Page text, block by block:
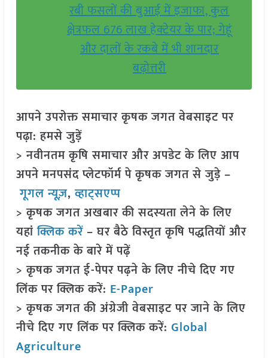
रबी फसलों की बुआई में इजाफा, कुल
क्षेत्रफल 676 लाख हेक्टेयर के पार; गेहूं
और दालों के रकबे में भी शानदार
बढ़ोत्तरी
आपने उपरोक्त समाचार कृषक जगत वेबसाइट पर
पढ़ा: हमसे जुड़ें
> नवीनतम कृषि समाचार और अपडेट के लिए आप
अपने मनपसंद प्लेटफॉर्म पे कृषक जगत से जुड़े –
गूगल न्यूज़,व्हाट्सएप्प
> कृषक जगत अखबार की सदस्यता लेने के लिए
यहांक्लिक करें– घर बैठे विस्तृत कृषि पद्धतियों और
नई तकनीक के बारे में पढ़ें
> कृषक जगत ई-पेपर पढ़ने के लिए नीचे दिए गए
लिंक पर क्लिक करें: E-Paper
> कृषक जगत की अंग्रेजी वेबसाइट पर जाने के लिए
नीचे दिए गए लिंक पर क्लिक करें: Global
Agriculture